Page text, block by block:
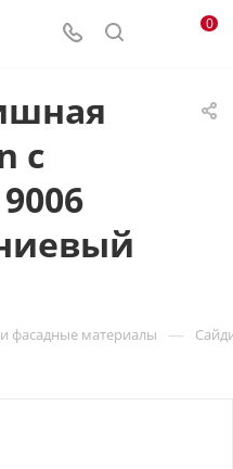
0
с
фасадные материалы —